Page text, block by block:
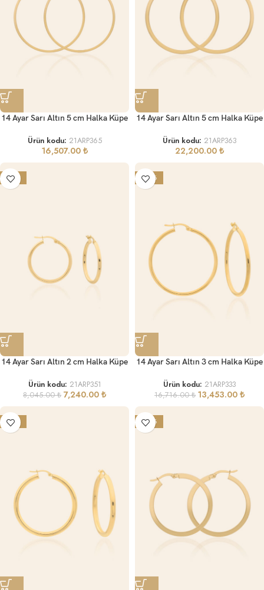
14 Ayar Sarı Altın 5 cm Halka Küpe
Ürün kodu: 21ARP365
16,507.00 ₺
14 Ayar Sarı Altın 5 cm Halka Küpe
Ürün kodu: 21ARP363
22,200.00 ₺
-10%
14 Ayar Sarı Altın 2 cm Halka Küpe
Ürün kodu: 21ARP351
8,045.00₺ 7,240.00 ₺
-20%
14 Ayar Sarı Altın 3 cm Halka Küpe
Ürün kodu: 21ARP333
16,716.00₺ 13,453.00 ₺
-19% -22%